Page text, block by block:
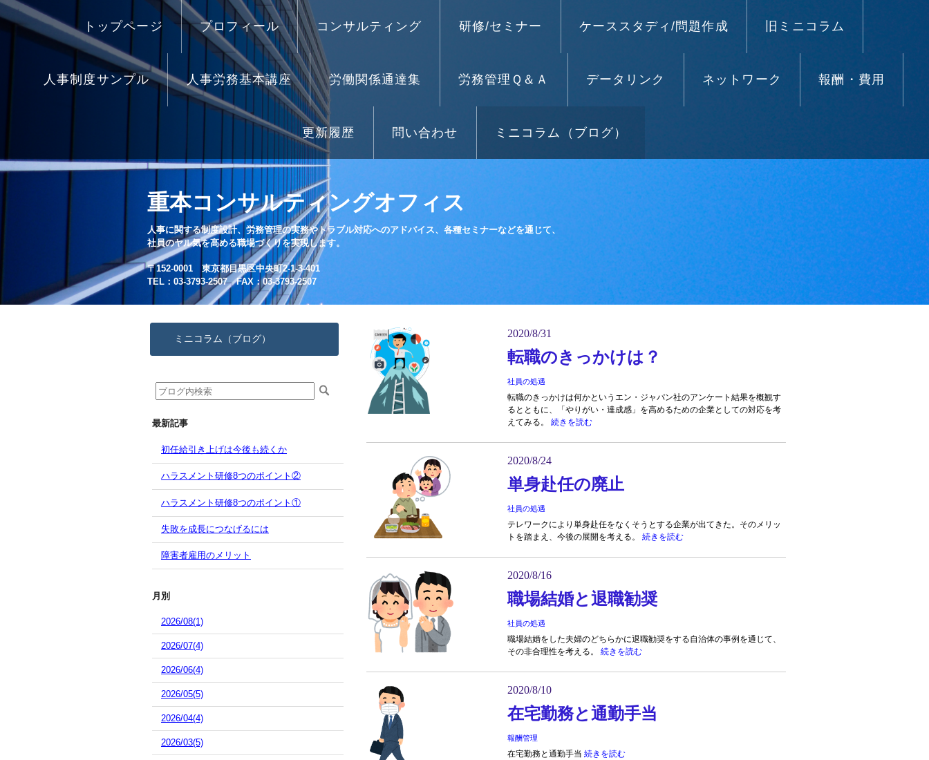
トップページ プロフィール コンサルティング 研修/セミナー ケーススタディ/問題作成 旧ミニコラム
人事制度サンプル 人事労務基本講座 労働関係通達集 労務管理Ｑ＆Ａ データリンク ネットワーク 報酬・費用
更新履歴 問い合わせ ミニコラム（ブログ）
重本コンサルティングオフィス
人事に関する制度設計、労務管理の実務やトラブル対応へのアドバイス、各種セミナーなどを通じて、
社員のヤル気を高める職場づくりを実現します。
〒152-0001 東京都目黒区中央町2-1-3-401
TEL：03-3793-2507 FAX：03-3793-2507
ミニコラム（ブログ）
最新記事
初任給引き上げは今後も続くか
ハラスメント研修8つのポイント②
ハラスメント研修8つのポイント①
失敗を成長につなげるには
障害者雇用のメリット
月別
2026/08(1)
2026/07(4)
2026/06(4)
2026/05(5)
2026/04(4)
2026/03(5)
2020/8/31
転職のきっかけは？
社員の処遇
転職のきっかけは何かというエン・ジャパン社のアンケート結果を概観す
るとともに、「やりがい・達成感」を高めるための企業としての対応を考
えてみる。続きを読む
2020/8/24
単身赴任の廃止
社員の処遇
テレワークにより単身赴任をなくそうとする企業が出てきた。そのメリッ
トを踏まえ、今後の展開を考える。続きを読む
2020/8/16
職場結婚と退職勧奨
社員の処遇
職場結婚をした夫婦のどちらかに退職勧奨をする自治体の事例を通じて、
その非合理性を考える。続きを読む
2020/8/10
在宅勤務と通勤手当
報酬管理
在宅勤務と通勤手当続きを読む